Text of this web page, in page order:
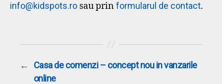
info@kidspots.ro sau prinformularul de contact.
←
Casa de comenzi – concept nou in vanzarile
online